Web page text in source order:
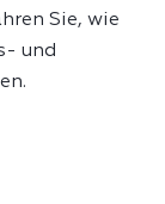
Sie, wie
und